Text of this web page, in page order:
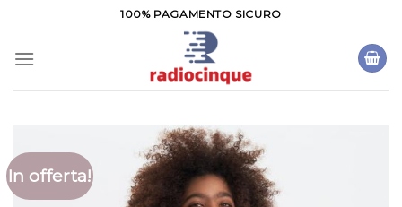
contenuti
100% PAGAMENTO SICURO
In offerta!